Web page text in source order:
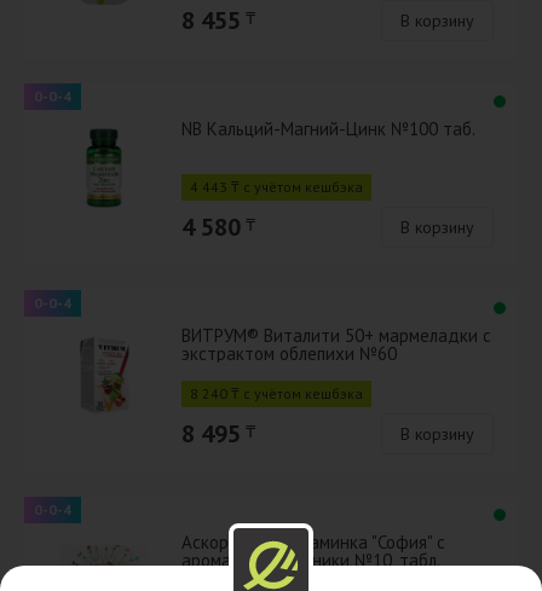
8 455 ₸ В корзину
0-0-4
NB Кальций-Магний-Цинк №100 таб.
4 443 ₸ с учётом кешбэка
4 580 ₸ В корзину
0-0-4
ВИТРУМ® Виталити 50+ мармеладки с
экстрактом облепихи №60
8 240 ₸ с учётом кешбэка
8 495 ₸ В корзину
0-0-4
Аскорбинка Витаминка "София" с
ароматом земляники №10, табл.